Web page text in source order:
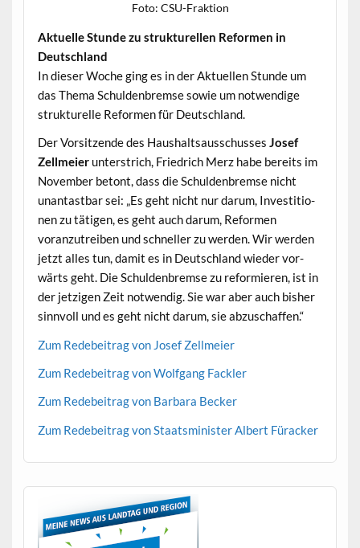
Foto: CSU-Frak­tion
Aktuelle Stunde zu struk­turellen Refor­men in
Deutschland
In dieser Woche ging es in der Aktuellen Stunde um
das The­ma Schulden­bremse sowie um notwendi­ge
struk­turelle Refor­men für Deutschland.
Der Vor­sitzende des Haushalt­sauss­chuss­es Josef
Zellmeierunter­strich, Friedrich Merz habe bere­its im
Novem­ber betont, dass die Schulden­bremse nicht
unan­tast­bar sei: „Es geht nicht nur darum, Investi­tio­
nen zu täti­gen, es geht auch darum, Refor­men
voranzutreiben und schneller zu wer­den. Wir wer­den
jet­zt alles tun, damit es in Deutsch­land wieder vor­
wärts geht. Die Schulden­bremse zu reformieren, ist in
der jet­zi­gen Zeit notwendig. Sie war aber auch bish­er
sin­nvoll und es geht nicht darum, sie abzuschaffen.“
Zum Rede­beitrag von Josef Zellmeier
Zum Rede­beitrag von Wolf­gang Fackler
Zum Rede­beitrag von Bar­bara Becker
Zum Rede­beitrag von Staatsmin­is­ter Albert Füracker